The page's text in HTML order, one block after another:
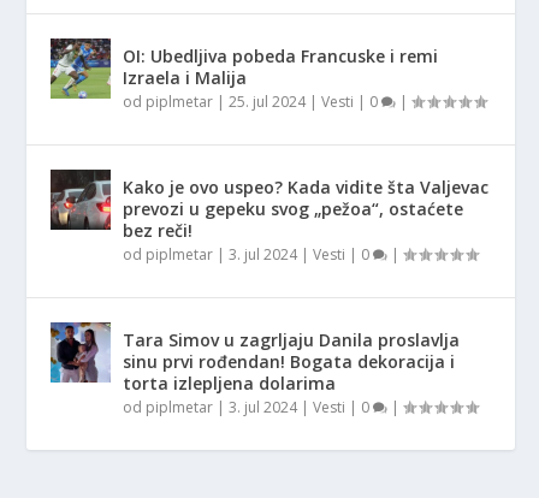
OI: Ubedljiva pobeda Francuske i remi
Izraela i Malija
od piplmetar |25. jul 2024|Vesti | 0 |
Kako je ovo uspeo? Kada vidite šta Valjevac
prevozi u gepeku svog „pežoa“, ostaćete
bez reči!
od piplmetar |3. jul 2024|Vesti | 0 |
Tara Simov u zagrljaju Danila proslavlja
sinu prvi rođendan! Bogata dekoracija i
torta izlepljena dolarima
od piplmetar |3. jul 2024|Vesti | 0 |